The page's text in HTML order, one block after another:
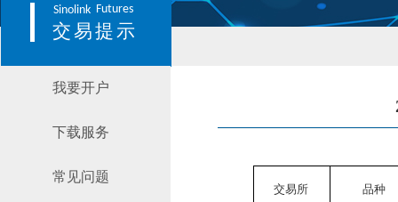
Sinolink Futures
交易提示
我要开户
下载服务
常见问题
交易所 品种